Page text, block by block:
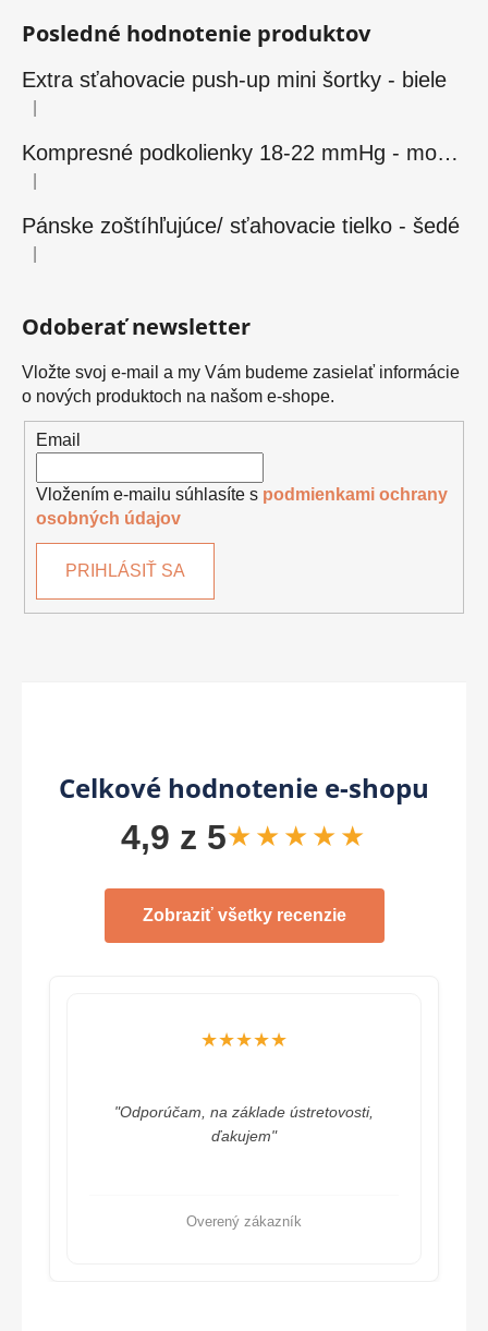
Posledné hodnotenie produktov
Extra sťahovacie push-up mini šortky - biele
Hodnotenie produktu je 5 z 5 hviezdičiek.
Kompresné podkolienky 18-22 mmHg - modré
Hodnotenie produktu je 5 z 5 hviezdičiek.
Pánske zoštíhľujúce/ sťahovacie tielko - šedé
Hodnotenie produktu je 5 z 5 hviezdičiek.
Odoberať newsletter
Vložte svoj e-mail a my Vám budeme zasielať informácie
o nových produktoch na našom e-shope.
Email
Vložením e-mailu súhlasíte s podmienkami ochrany
osobných údajov
PRIHLÁSIŤ SA
Celkové hodnotenie e-shopu
4,9 z 5★★★★★
Zobraziť všetky recenzie
★★★★★
"Odporúčam, na základe ústretovosti,
ďakujem"
Overený zákazník